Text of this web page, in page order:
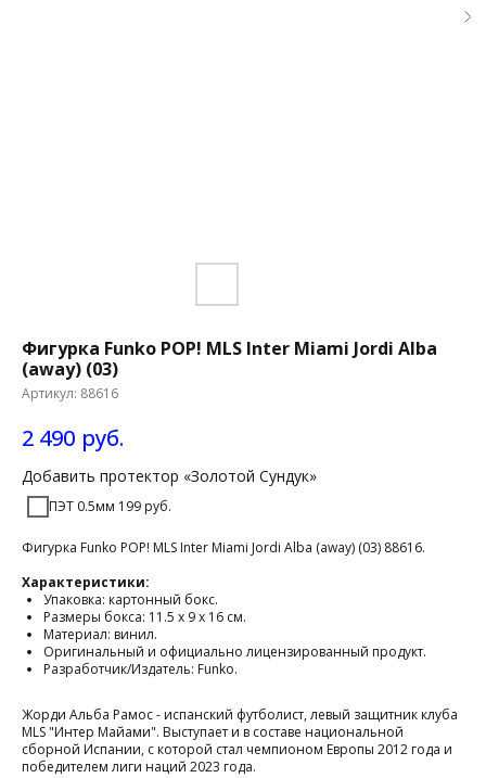
Фигурка Funko POP! MLS Inter Miami Jordi Alba
(away) (03)
Артикул: 88616
2 490 руб.
Добавить протектор «Золотой Сундук»
ПЭТ 0.5мм 199 руб.
Фигурка Funko POP! MLS Inter Miami Jordi Alba (away) (03) 88616.
Характеристики:
Упаковка: картонный бокс.
Размеры бокса: 11.5 х 9 х 16 см.
Материал: винил.
Оригинальный и официально лицензированный продукт.
Разработчик/Издатель: Funko.
Жорди Альба Рамос - испанский футболист, левый защитник клуба
MLS "Интер Майами". Выступает и в составе национальной
сборной Испании, с которой стал чемпионом Европы 2012 года и
победителем лиги наций 2023 года.